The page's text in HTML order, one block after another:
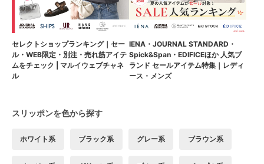
セレクトショップランキング｜セー
ル・WEB限定・別注・売れ筋アイテ
ムをチェック | マルイウェブチャネ
ル
IENA・JOURNAL STANDARD・
Spick&Span・EDIFICEほか 人気ブ
ランド セールアイテム特集｜レディ
ース・メンズ
スリッポンを色から探す
ホワイト系 ブラック系 グレー系 ブラウン系